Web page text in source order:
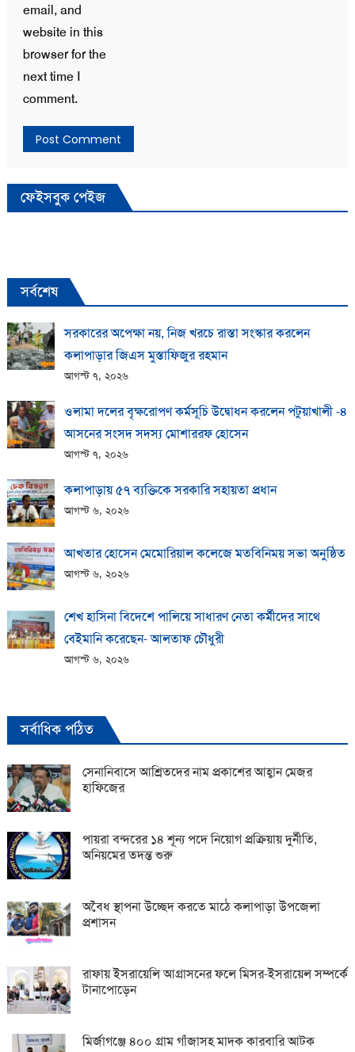
email, and
website in this
browser for the
next time I
comment.
ফেইসবুক পেইজ
সর্বশেষ
সরকারের অপেক্ষা নয়, নিজ খরচে রাস্তা সংস্কার করলেন
কলাপাড়ার জিএস মুস্তাফিজুর রহমান
আগস্ট ৭, ২০২৬
ওলামা দলের বৃক্ষরোপণ কর্মসূচি উদ্বোধন করলেন পটুয়াখালী -৪
আসনের সংসদ সদস্য মোশাররফ হোসেন
আগস্ট ৭, ২০২৬
কলাপাড়ায় ​৫৭ ব্যক্তিকে সরকারি সহায়তা প্রধান
আগস্ট ৬, ২০২৬
আখতার হোসেন মেমোরিয়াল কলেজে মতবিনিময় সভা অনুষ্ঠিত
আগস্ট ৬, ২০২৬
শেখ হাসিনা বিদেশে পালিয়ে সাধারণ নেতা কর্মীদের সাথে
বেইমানি করেছেন- আলতাফ চৌধুরী
আগস্ট ৬, ২০২৬
সর্বাধিক পঠিত
সেনানিবাসে আশ্রিতদের নাম প্রকাশের আহ্বান মেজর
হাফিজের
পায়রা বন্দরের ১৪ শূন্য পদে নিয়োগ প্রক্রিয়ায় দুর্নীতি,
অনিয়মের তদন্ত শুরু
অবৈধ স্থাপনা উচ্ছেদ করতে মাঠে কলাপাড়া উপজেলা
প্রশাসন
রাফায় ইসরায়েলি আগ্রাসনের ফলে মিসর-ইসরায়েল সম্পর্কে
টানাপোড়েন
মির্জাগঞ্জে ৪০০ গ্রাম গাঁজাসহ মাদক কারবারি আটক